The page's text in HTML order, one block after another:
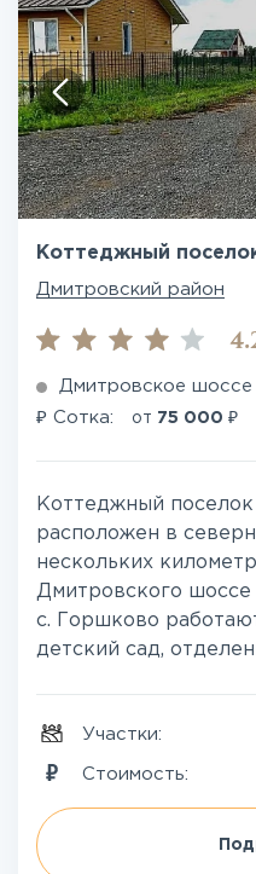
Коттеджный
Дмитровский район
Дмитровское шоссе
₽ Сотка: от 75 000 ₽
Коттеджный
расположен в
нескольких
Дмитровского
с. Горшково
детский сад,
Участки:
Стоимость: